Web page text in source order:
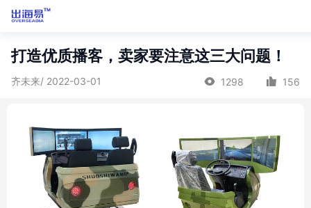
打造优质播客，卖家要注意这三大问题！
齐未来/ 2022-03-01 1298 156